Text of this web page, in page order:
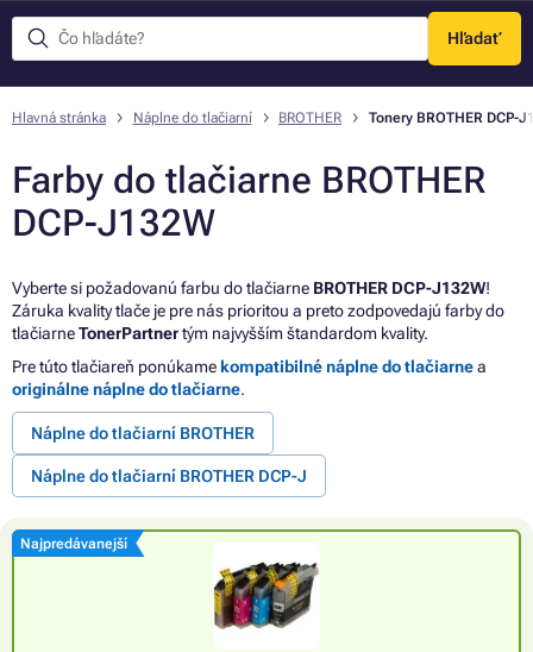
Hľadať
Menu
Hlavná stránka Náplne do tlačiarní BROTHER Tonery BROTHER DCP-
Farby do tlačiarne BROTHER
DCP-J132W
Vyberte si požadovanú farbu do tlačiarne BROTHER DCP-J132W!
Záruka kvality tlače je pre nás prioritou a preto zodpovedajú farby do
tlačiarneTonerPartnertým najvyšším štandardom kvality.
Pre túto tlačiareň ponúkame kompatibilné náplne do tlačiarnea
originálne náplne do tlačiarne.
Náplne do tlačiarní BROTHER
Náplne do tlačiarní BROTHER DCP-J
Najpredávanejší